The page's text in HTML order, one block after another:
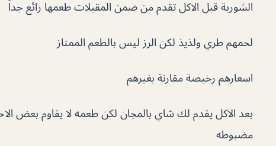
الشوربة قبل الاكل تقدم من ضمن المقبلات طعمها رائع جداً
لحمهم طري ولذيذ لكن الرز ليس بالطعم الممتاز
اسعارهم رخيصة مقارنة بغيرهم
بعد الاكل يقدم لك شاي بالمجان لكن طعمه لا يقاوم بعض
مضبوطه